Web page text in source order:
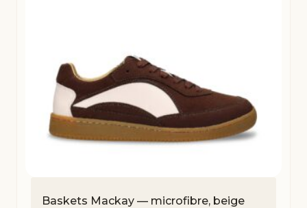
Baskets Mackay — microfibre, beige